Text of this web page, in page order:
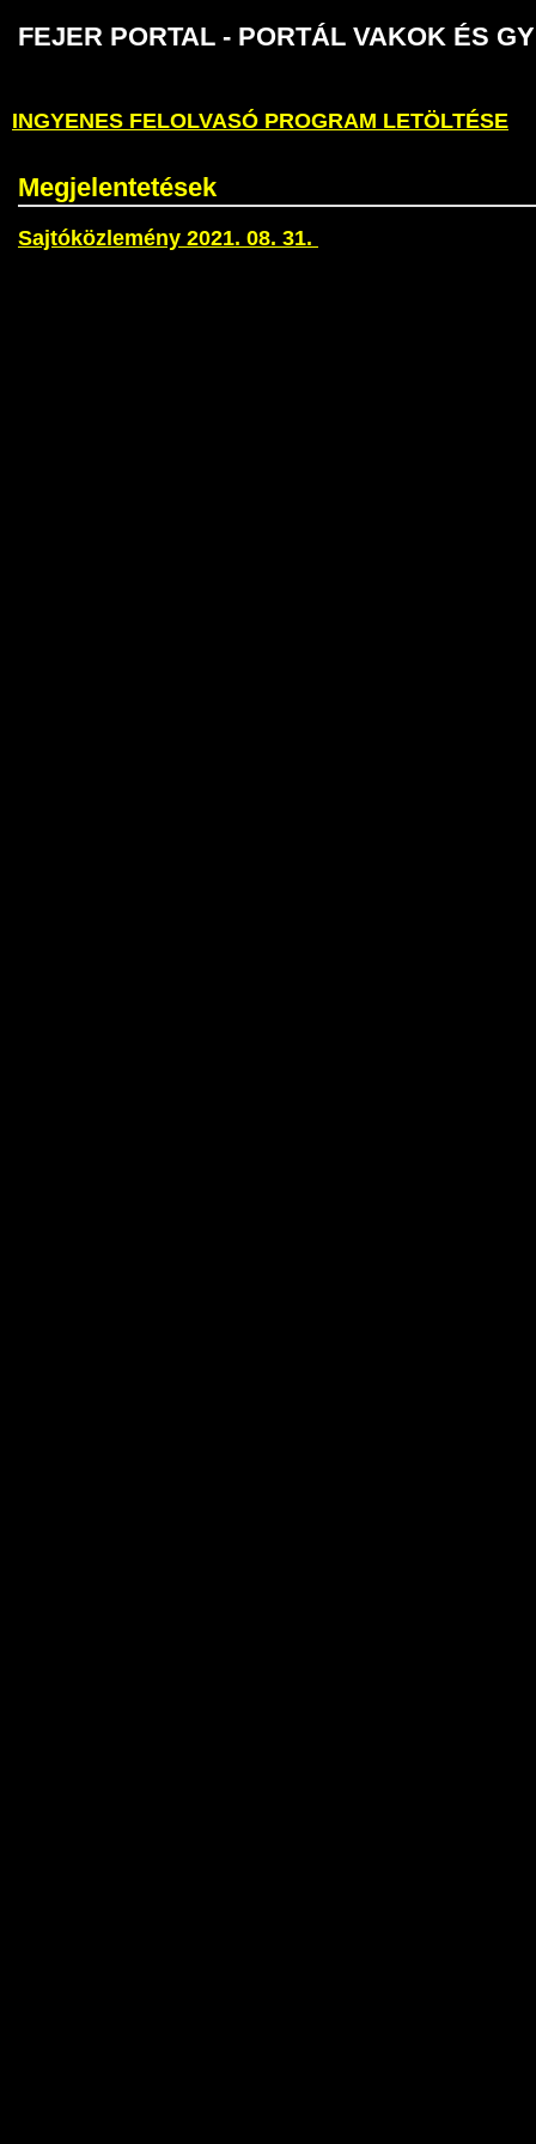
FEJER PORTAL - PORTÁL VAKOK ÉS
INGYENES FELOLVASÓ PROGRAM LETÖLTÉSE
Megjelentetések
Sajtóközlemény 2021. 08. 31.